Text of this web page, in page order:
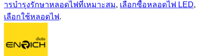
ารบำรุงรักษาหลอดไฟที่เหมาะสม, เลือกซื้อหลอดไฟ LED,
เลือกใช้หลอดไฟ.